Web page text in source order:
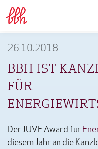
26.10.2018
BBH IST
FÜR
Der JUVE Award für
diesem Jahr an die